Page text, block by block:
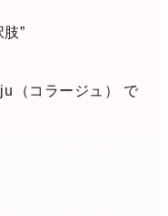
”
（コラージュ） で